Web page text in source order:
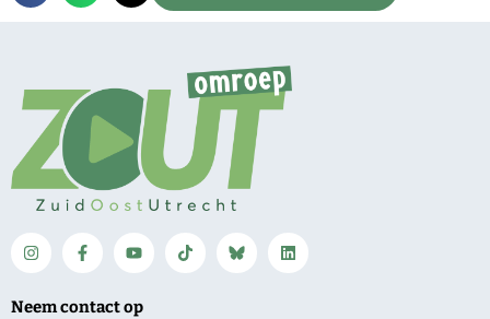
Neem contact op